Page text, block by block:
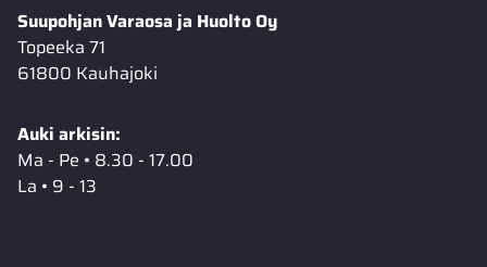
Suupohjan Varaosa ja Huolto Oy
Topeeka 71
61800 Kauhajoki
Auki arkisin:
Ma - Pe • 8.30 - 17.00
La • 9 - 13